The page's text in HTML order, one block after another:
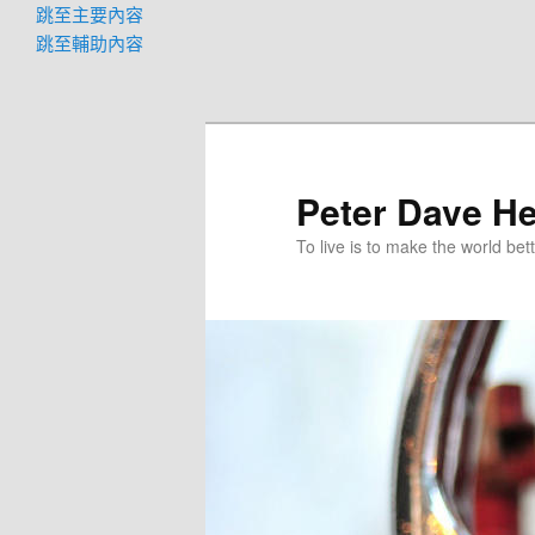
跳至主要內容
跳至輔助內容
Peter Dave
To live is to make the world